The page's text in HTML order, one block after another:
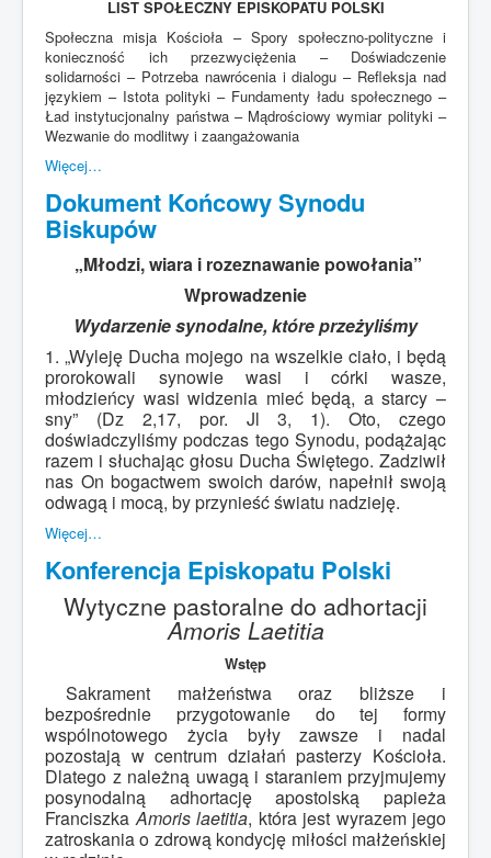
LIST SPOŁECZNY EPISKOPATU POLSKI
Społeczna misja Kościoła – Spory społeczno-polityczne i
konieczność ich przezwyciężenia – Doświadczenie
solidarności – Potrzeba nawrócenia i dialogu – Refleksja nad
językiem – Istota polityki – Fundamenty ładu społecznego –
Ład instytucjonalny państwa – Mądrościowy wymiar polityki –
Wezwanie do modlitwy i zaangażowania
Więcej…
Dokument Końcowy Synodu
Biskupów
„Młodzi, wiara i rozeznawanie powołania”
Wprowadzenie
Wydarzenie synodalne, które przeżyliśmy
1. „Wyleję Ducha mojego na wszelkie ciało, i będą
prorokowali synowie wasi i córki wasze,
młodzieńcy wasi widzenia mieć będą, a starcy –
sny” (Dz 2,17, por. Jl 3, 1). Oto, czego
doświadczyliśmy podczas tego Synodu, podążając
razem i słuchając głosu Ducha Świętego. Zadziwił
nas On bogactwem swoich darów, napełnił swoją
odwagą i mocą, by przynieść światu nadzieję.
Więcej…
Konferencja Episkopatu Polski
Wytyczne pastoralne do adhortacji
Amoris Laetitia
Wstęp
Sakrament małżeństwa oraz bliższe i
bezpośrednie przygotowanie do tej formy
wspólnotowego życia były zawsze i nadal
pozostają w centrum działań pasterzy Kościoła.
Dlatego z należną uwagą i staraniem przyjmujemy
posynodalną adhortację apostolską papieża
FranciszkaAmoris laetitia, która jest wyrazem jego
zatroskania o zdrową kondycję miłości małżeńskiej